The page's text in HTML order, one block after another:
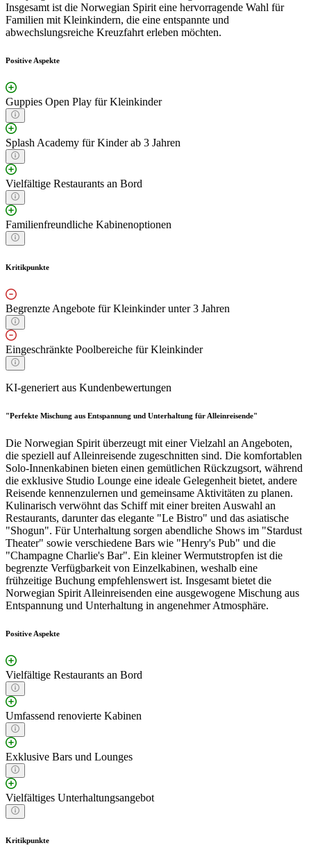
Insgesamt ist die Norwegian Spirit eine hervorragende Wahl für
Familien mit Kleinkindern, die eine entspannte und
abwechslungsreiche Kreuzfahrt erleben möchten.
Positive Aspekte
Guppies Open Play für Kleinkinder
Splash Academy für Kinder ab 3 Jahren
Vielfältige Restaurants an Bord
Familienfreundliche Kabinenoptionen
Kritikpunkte
Begrenzte Angebote für Kleinkinder unter 3 Jahren
Eingeschränkte Poolbereiche für Kleinkinder
KI-generiert aus Kundenbewertungen
"Perfekte Mischung aus Entspannung und Unterhaltung für Alleinreisende"
Die Norwegian Spirit überzeugt mit einer Vielzahl an Angeboten,
die speziell auf Alleinreisende zugeschnitten sind. Die komfortablen
Solo-Innenkabinen bieten einen gemütlichen Rückzugsort, während
die exklusive Studio Lounge eine ideale Gelegenheit bietet, andere
Reisende kennenzulernen und gemeinsame Aktivitäten zu planen.
Kulinarisch verwöhnt das Schiff mit einer breiten Auswahl an
Restaurants, darunter das elegante "Le Bistro" und das asiatische
"Shogun". Für Unterhaltung sorgen abendliche Shows im "Stardust
Theater" sowie verschiedene Bars wie "Henry's Pub" und die
"Champagne Charlie's Bar". Ein kleiner Wermutstropfen ist die
begrenzte Verfügbarkeit von Einzelkabinen, weshalb eine
frühzeitige Buchung empfehlenswert ist. Insgesamt bietet die
Norwegian Spirit Alleinreisenden eine ausgewogene Mischung aus
Entspannung und Unterhaltung in angenehmer Atmosphäre.
Positive Aspekte
Vielfältige Restaurants an Bord
Umfassend renovierte Kabinen
Exklusive Bars und Lounges
Vielfältiges Unterhaltungsangebot
Kritikpunkte